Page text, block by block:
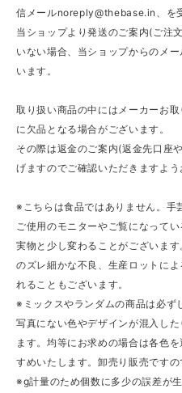
信メールnoreply@thebase.in
、
当ショップより発送のご案内(ご注
いない場合、当ショップからのメ
います。
取り扱い商品の中にはメーカーお
に欠品となる場合がございます。
その際は返金のご案内(返金先口座
げますのでご確認いただきますよう
※こちらは食品ではありません。手
ご使用のモニターやご覧になって
実物と少し変わることがございま
のズレ細かな不良、生産ロットに
れることもございます。
※ミックスやランダムの商品は必ず
写真にない色やデザインが混入し
ます。均等にお求めの場合は各色
すめいたします。卸売り販売ですの
※g計量のため個数に多少の誤差が